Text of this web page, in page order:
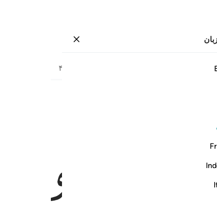
۴۰
ولنجزينهم احسن الذي كانوا يعملون ٧
وَلَنَجْزِيَنَّهُمْ أَحْسَنَ ٱلَّذِى كَانُوا۟ يَعْمَلُونَ ٧
ﱃ